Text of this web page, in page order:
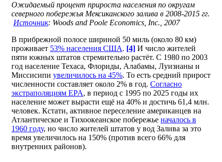
Ожидаемый процент прироста населения по округам
северного побережья Мексиканского залива в 2008-2015 гг.
Источник: Woods and Poole Economics, Inc., 2007
В прибрежной полосе шириной 50 миль (около 80 км)
проживает 53% населения США. [4] И число жителей
пяти южных штатов стремительно растёт. С 1980 по 2003
год население Техаса, Флориды, Алабамы, Луизианы и
Миссисипи увеличилось на 45%. То есть средний прирост
численности составляет около 2% в год. Согласно
экстраполяциям EPA, в период с 1995 по 2025 годы их
население может вырасти ещё на 40% и достичь 61,4 млн.
человек. Кстати, активное переселение американцев на
Атлантическое и Тихоокеанское побережье началось в
1960 году, но число жителей штатов у вод Залива за это
время увеличилось на 150% (против всего 66% для
внутренних районов).